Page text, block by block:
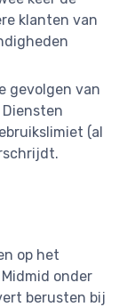
klanten van
gevolgen van
(al
op het
onder
berusten bij